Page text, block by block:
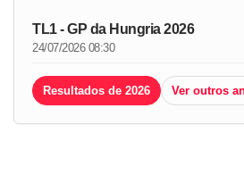
TL1 - GP da Hungria 2026
24/07/2026 08:30
Resultados de 2026 Ver outros